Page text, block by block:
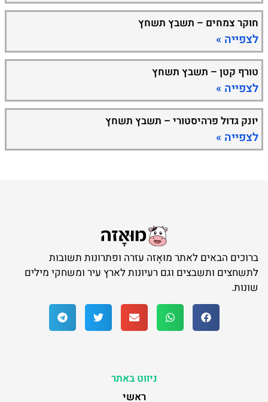
חוקר צמחים – תשבץ תשחץ
לצפייה »
טורף קטן – תשבץ תשחץ
לצפייה »
יונק גדול פרהיסטורי – תשבץ תשחץ
לצפייה »
ברוכים הבאים לאתר מוּאָזה עזרה ופתרונות תשובות
לתשחצים ותשבצים וגם רעיונות לארץ עיר ומשחקי מילים
שונות.
ניווט באתר
ראשי